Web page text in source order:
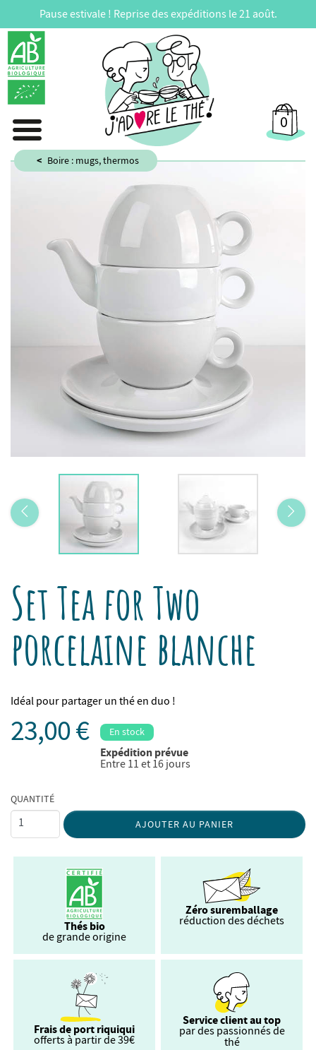
Pause estivale ! Reprise des expéditions le 21 août.
0
Boire : mugs, thermos
Set Tea for Two
porcelaine blanche
Idéal pour partager un thé en duo !
23,00 € En stock
Expédition prévue
Entre 11 et 16 jours
QUANTITÉ
AJOUTER AU PANIER
Thés bio
de grande origine
Zéro suremballage
réduction des déchets
Frais de port riquiqui
offerts à partir de 39€
Service client au top
par des passionnés de
thé